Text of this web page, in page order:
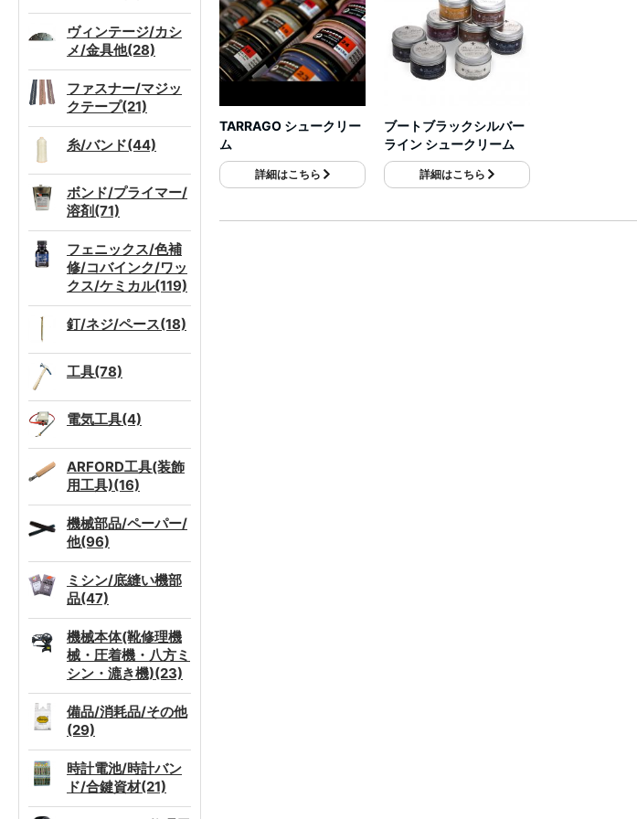
ヴィンテージ/カシ
メ/金具他(28)
ファスナー/マジッ
クテープ(21)
糸/バンド(44)
ボンド/プライマー/
溶剤(71)
フェニックス/色補
修/コバインク/ワッ
クス/ケミカル(119)
釘/ネジ/ペース(18)
工具(78)
電気工具(4)
ARFORD工具(装飾
用工具)(16)
機械部品/ペーパー/
他(96)
ミシン/底縫い機部
品(47)
機械本体(靴修理機
械・圧着機・八方ミ
シン・漉き機)(23)
備品/消耗品/その他
(29)
時計電池/時計バン
ド/合鍵資材(21)
TARRAGO シュークリー
ム
詳細はこちら
ブートブラックシルバー
ライン シュークリーム
詳細はこちら